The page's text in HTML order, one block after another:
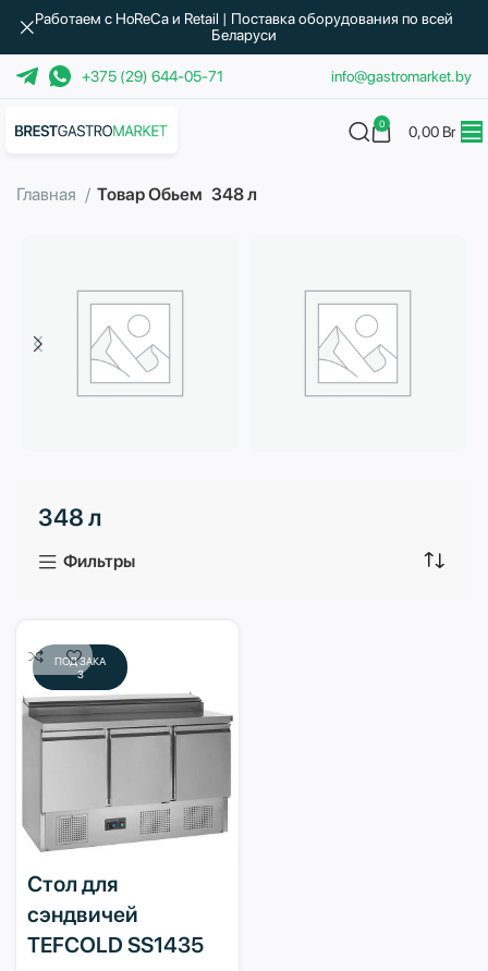
+375 (29) 644-05-71 info@gastromarket.by
0 0,00 Br
Главная Товар Обьем 348 л
3 продукта
348 л
Фильтры
ПОД ЗАКА
З
Стол для
сэндвичей
TEFCOLD SS1435
Работаем с HoReCa и Retail | Поставка оборудования по всей
Беларуси